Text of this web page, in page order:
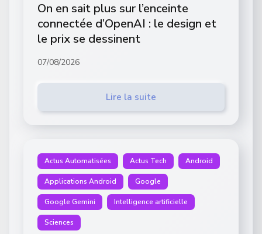
On en sait plus sur l’enceinte
connectée d’OpenAI : le design et
le prix se dessinent
07/08/2026
Lire la suite
Actus Automatisées Actus Tech Android
Applications Android Google
Google Gemini Intelligence artificielle
Sciences